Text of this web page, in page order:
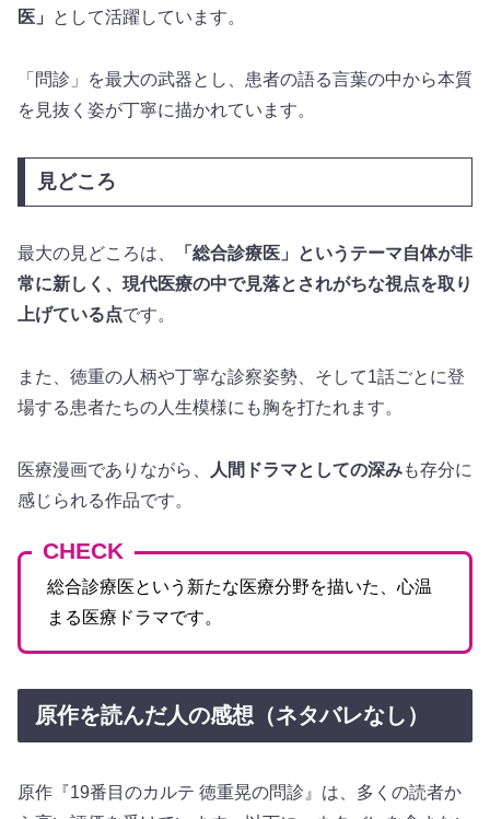
医」
として活躍しています。
「問診」を最大の武器とし、患者の語る言葉の中から本質
を見抜く姿が丁寧に描かれています。
見どころ
最大の見どころは、
「総合診療医」というテーマ自体が非
常に新しく、現代医療の中で見落とされがちな視点を取り
上げている点です。
また、徳重の人柄や丁寧な診察姿勢、そして1話ごとに登
場する患者たちの人生模様にも胸を打たれます。
医療漫画でありながら、 人間ドラマとしての深みも存分に
感じられる作品です。
CHECK
総合診療医という新たな医療分野を描いた、心温
まる医療ドラマです。
原作を読んだ人の感想（ネタバレなし）
原作『19番目のカルテ 徳重晃の問診』は、多くの読者か